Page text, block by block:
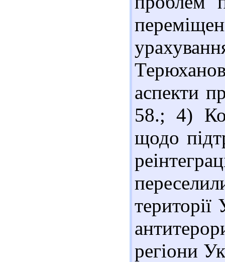
аспекти
58.; 4)
щодо
регіони